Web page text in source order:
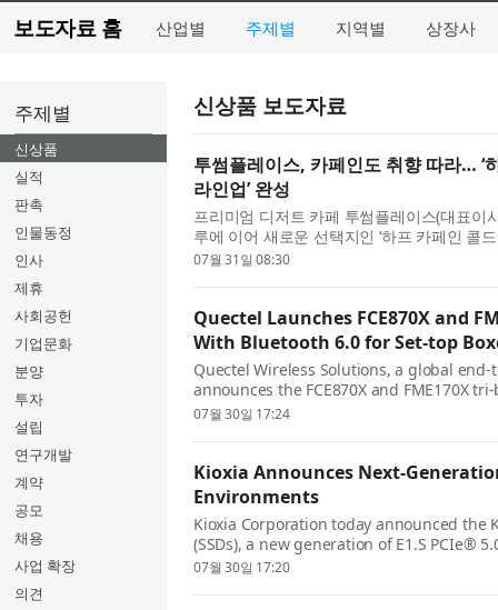
보도자료 홈 산업별 주제별 지역별 상장사
주제별
신상품
실적
판촉
인물동정
인사
제휴
사회공헌
기업문화
분양
투자
설립
연구개발
계약
공모
채용
사업 확장
의견
신상품 보도자료
투썸플레이스, 카페인도 취향 따라… ‘
라인업’ 완성
프리미엄 디저트 카페 투썸플레이스(대표이
루에 이어 새로운 선택지인 ‘하프 카페인 콜
라인업’을 구축했다고 밝혔다. 최근 국내 커
07월 31일 08:30
Quectel Launches FCE870X and
With Bluetooth 6.0 for Set-top
Quectel Wireless Solutions, a global
announces the FCE870X and FME170X
Synaptics SYN4384 chipset and
07월 30일 17:24
Kioxia Announces Next-
Environments
Kioxia Corporation today announced the
(SSDs), a new generation of E1.S PCIe®
SSD with direct liquid cooling support.
07월 30일 17:20